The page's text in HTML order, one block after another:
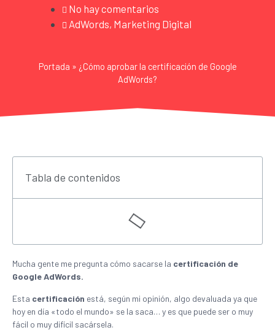
No hay comentarios
AdWords, Marketing Digital
Portada » ¿Cómo aprobar la certificación de Google
AdWords?
Tabla de contenidos
Mucha gente me pregunta cómo sacarse la certificación de
Google AdWords.
Esta certificación está, según mi opinión, algo devaluada ya que
hoy en día «todo el mundo» se la saca… y es que puede ser o muy
fácil o muy difícil sacársela.